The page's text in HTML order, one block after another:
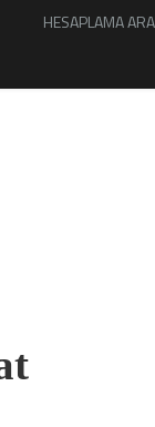
HESAPLAMA